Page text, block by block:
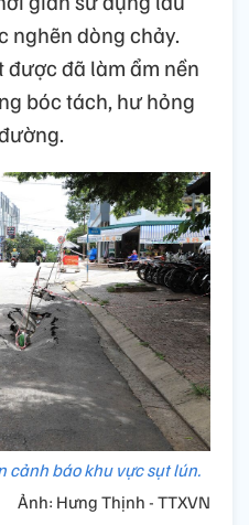
nghẽn dòng chảy.
đã làm ẩm nền
bóc tách, hư hỏng
cảnh báo khu vực sụt lún.
Ảnh: Hưng Thịnh - TTXVN